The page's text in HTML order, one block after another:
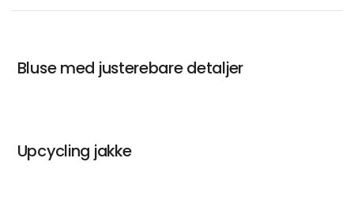
Bluse med justerebare detaljer
Upcycling jakke